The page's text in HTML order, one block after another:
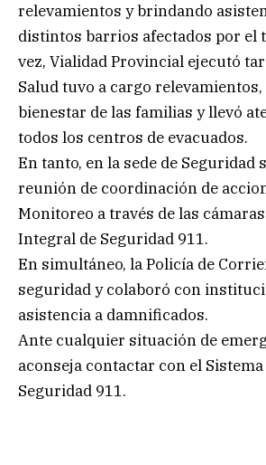
relevamientos y brindando
distintos barrios afectados por el
vez, Vialidad Provincial ejecutó
Salud tuvo a cargo
bienestar de las familias y llevó
todos los centros de evacuados.
En tanto, en la sede de Seguridad
reunión de coordinación de
Monitoreo a través de las
Integral de Seguridad 911.
En simultáneo, la Policía de
seguridad y colaboró con
asistencia a damnificados.
Ante cualquier situación de
aconseja contactar con el
Seguridad 911.